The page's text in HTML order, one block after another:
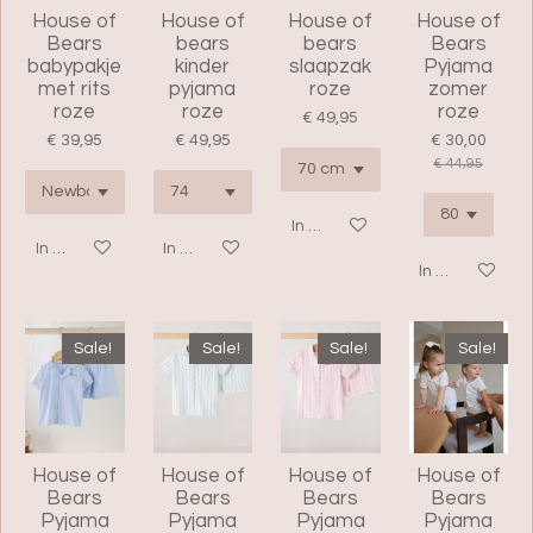
House of
Bears
babypakje
met rits
roze
€ 39,95
In winkelwagen
House of
bears
kinder
pyjama
roze
€ 49,95
In winkelwagen
House of
bears
slaapzak
roze
€ 49,95
In winkelwagen
House of
Bears
Pyjama
zomer
roze
€ 30,00
€ 44,95
In
Sale!
House of
Bears
Pyjama
Sale!
House of
Bears
Pyjama
Sale!
House of
Bears
Pyjama
Sale!
House of
Bears
Pyjama